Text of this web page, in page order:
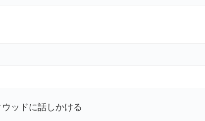
ッドに話しかける